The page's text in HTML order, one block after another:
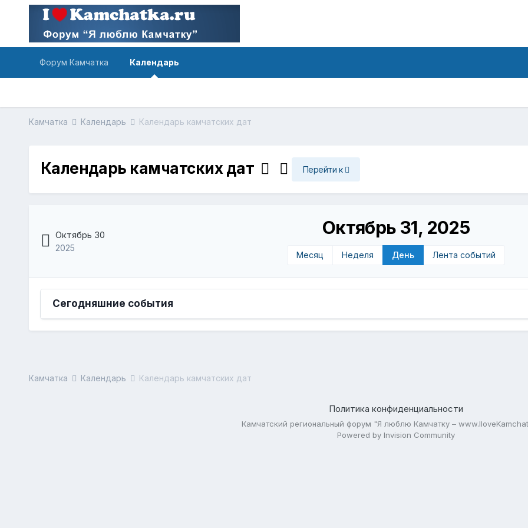
Форум Камчатка Календарь
Камчатка Календарь Календарь камчатских дат
Календарь камчатских дат Перейти к
Октябрь 30
2025
Октябрь 31, 2025
Месяц Неделя День Лента событий
Сегодняшние события
Камчатка Календарь Календарь камчатских дат
Политика конфиденциальности
Камчатский региональный форум "Я люблю Камчатку –
Powered by Invision Community